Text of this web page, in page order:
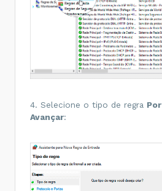
4. Selecione o tipo de regra
Avançar: